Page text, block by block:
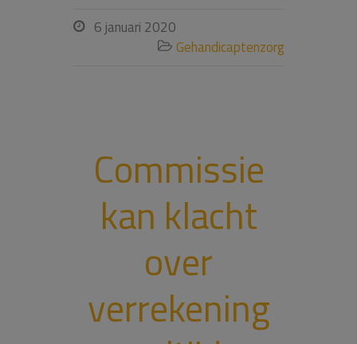
 6 januari 2020
 Gehandicaptenzorg
Commissie
kan klacht
over
verrekening